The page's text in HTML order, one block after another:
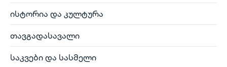
ისტორია და კულტურა
თავგადასავალი
საკვები და სასმელი